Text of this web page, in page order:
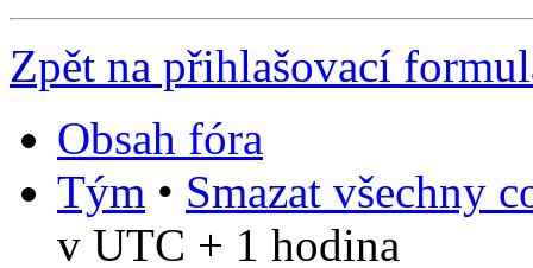
Zpět na přihlašovací
Obsah fóra
Tým • Smazat všechny
v UTC + 1 hodina